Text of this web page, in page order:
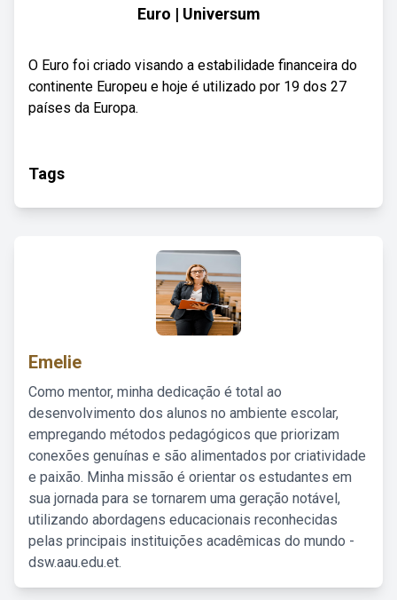
Euro | Universum
O Euro foi criado visando a estabilidade financeira do
continente Europeu e hoje é utilizado por 19 dos 27
países da Europa.
Tags
Emelie
Como mentor, minha dedicação é total ao
desenvolvimento dos alunos no ambiente escolar,
empregando métodos pedagógicos que priorizam
conexões genuínas e são alimentados por criatividade
e paixão. Minha missão é orientar os estudantes em
sua jornada para se tornarem uma geração notável,
utilizando abordagens educacionais reconhecidas
pelas principais instituições acadêmicas do mundo -
dsw.aau.edu.et.